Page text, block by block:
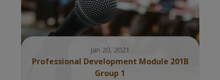
Jan 20, 2021
Professional Development Module 201B
Group 1